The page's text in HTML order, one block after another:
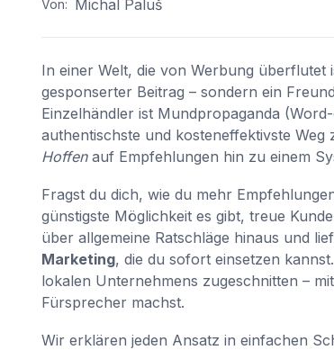
Von: Michal Paluš
In einer Welt, die von Werbung überflutet
gesponserter Beitrag – sondern ein
Einzelhändler ist Mundpropaganda
authentischste und kosteneffektivste
Hoffenauf Empfehlungen hin zu einem
Fragst du dich, wie du mehr
günstigste Möglichkeit es gibt, treue
über allgemeine Ratschläge hinaus und
Marketing, die du sofort einsetzen
lokalen Unternehmens zugeschnitten –
Fürsprecher machst.
Wir erklären jeden Ansatz in einfachen